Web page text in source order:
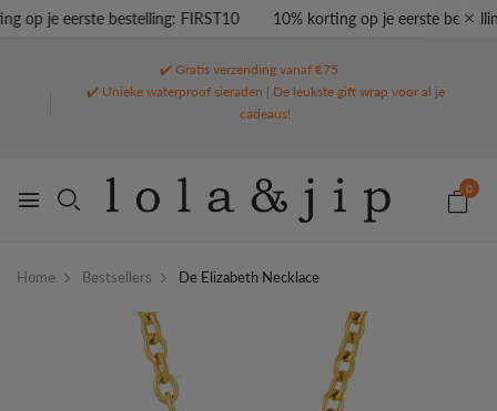
op je eerste bestelling: FIRST10 10% korting op je eerste
✔️ Gratis verzending vanaf €75
✔️ Unieke waterproof sieraden | De leukste gift wrap voor al je
cadeaus!
0
Home Bestsellers De Elizabeth Necklace